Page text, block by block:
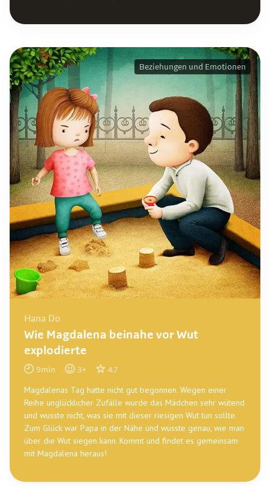
Hana Do
Wie Magdalena beinahe vor Wut
explodierte
9min 3+ 4.7
Magdalenas Tag hatte nicht gut begonnen. Wegen einer
Reihe unglücklicher Zufälle wurde das Mädchen sehr wütend
und wusste nicht, was sie mit dieser riesigen Wut tun sollte.
Zum Glück war Papa in der Nähe und wusste genau, wie man
über die Wut siegen kann. Kommt und findet es gemeinsam
mit Magdalena heraus!
Beziehungen und Emotionen